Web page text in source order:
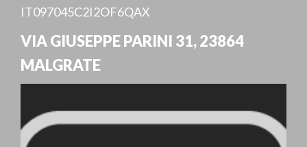
IT097045C2I2OF6QAX
VIA GIUSEPPE PARINI 31,23864
MALGRATE